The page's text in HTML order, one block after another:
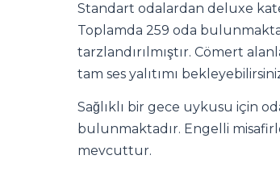
Standart odalardan deluxe
Toplamda 259 oda
tarzlandırılmıştır. Cömert
tam ses yalıtımı
Sağlıklı bir gece uykusu için
bulunmaktadır. Engelli
mevcuttur.